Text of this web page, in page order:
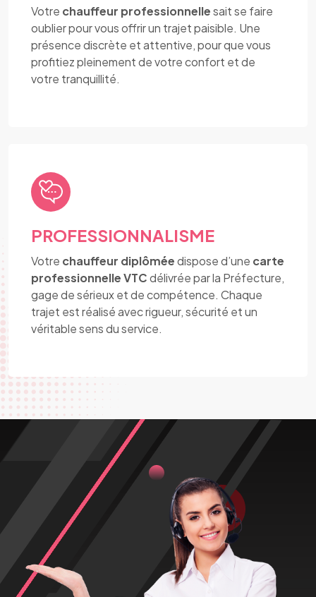
Votre chauffeur professionnellesait se faire
oublier pour vous offrir un trajet paisible. Une
présence discrète et attentive, pour que vous
profitiez pleinement de votre confort et de
votre tranquillité.
PROFESSIONNALISME
Votre chauffeur diplôméedispose d’une carte
professionnelle VTCdélivrée par la Préfecture,
gage de sérieux et de compétence. Chaque
trajet est réalisé avec rigueur, sécurité et un
véritable sens du service.